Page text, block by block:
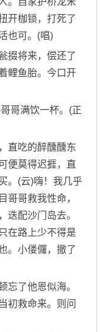
开枷锁，打死了
也可。(唱)
掇将来，偿还了
鲤鱼胎。今口开
哥满饮一杯。(正
直吃的醉醺醺东
便莫得迟捱，直
。(云)嗨！我几乎
哥哥救我性命，
迭配沙门岛去。
在路上少不得是
。小偻儸，撤了
忘了他恩似海。
初救命来。则问